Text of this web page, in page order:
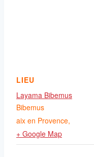
LIEU
Layama Bibemus
Bibemus
aix en Provence,
+ Google Map